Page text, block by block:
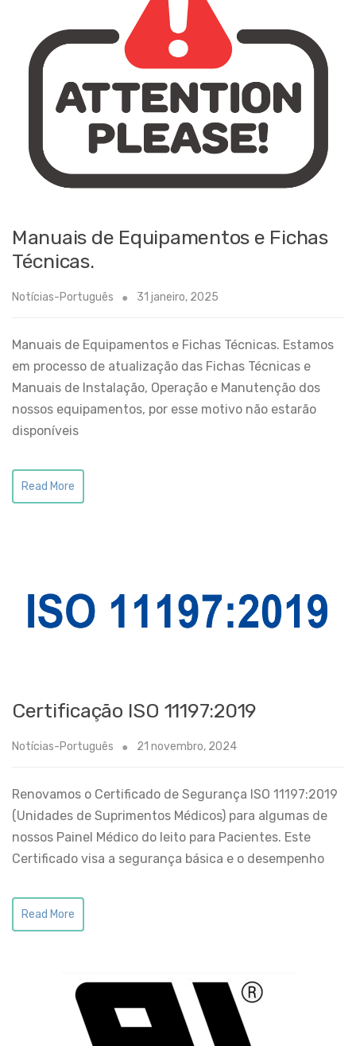
Manuais de Equipamentos e Fichas
Técnicas.
Notícias-Português 31 janeiro, 2025
Manuais de Equipamentos e Fichas Técnicas. Estamos
em processo de atualização das Fichas Técnicas e
Manuais de Instalação, Operação e Manutenção dos
nossos equipamentos, por esse motivo não estarão
disponíveis
Read More
Certificação ISO 11197:2019
Notícias-Português 21 novembro, 2024
Renovamos o Certificado de Segurança ISO 11197:2019
(Unidades de Suprimentos Médicos) para algumas de
nossos Painel Médico do leito para Pacientes. Este
Certificado visa a segurança básica e o desempenho
Read More